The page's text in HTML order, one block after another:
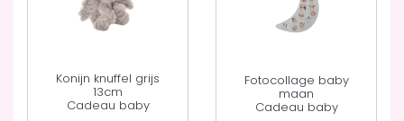
Konijn knuffel grijs
13cm
Cadeau baby
Fotocollage baby
maan
Cadeau baby